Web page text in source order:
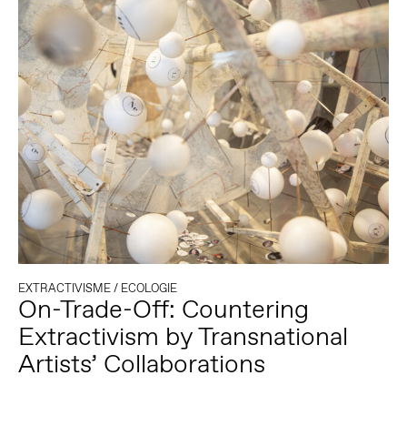
EXTRACTIVISME/ ECOLOGIE
On-Trade-Off: Countering
Extractivism by Transnational
Artists’ Collaborations